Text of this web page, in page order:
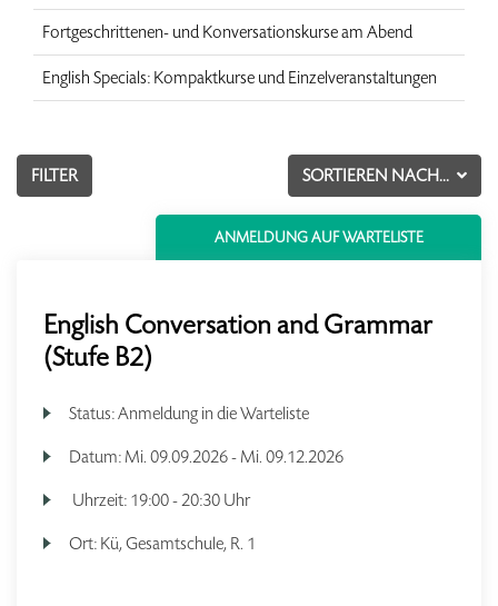
Fortgeschrittenen- und Konversationskurse am Abend
English Specials: Kompaktkurse und Einzelveranstaltungen
SORTIEREN NACH...
FILTER
ANMELDUNG AUF WARTELISTE
English Conversation and Grammar
(Stufe B2)
Status:Anmeldung in die Warteliste
Datum: Mi. 09.09.2026 - Mi. 09.12.2026
Uhrzeit: 19:00 - 20:30 Uhr
Ort: Kü, Gesamtschule, R. 1